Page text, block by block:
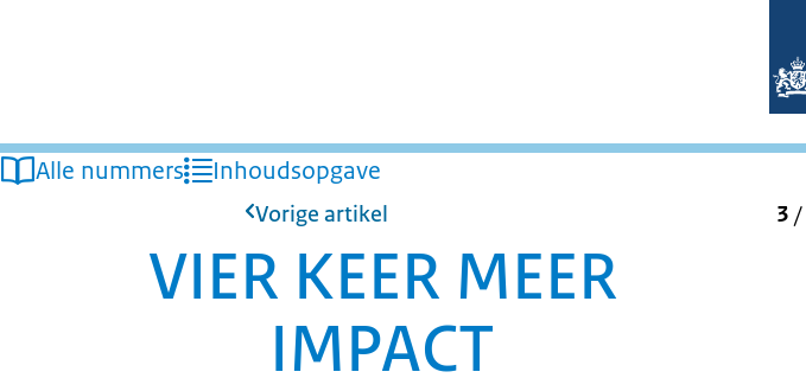
Alle nummers Inhoudsopgave
Vorige artikel 3 /
VIER KEER MEER
IMPACT